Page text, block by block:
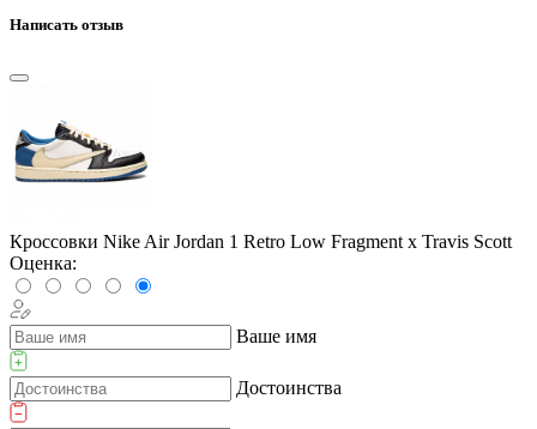
Написать отзыв
Кроссовки Nike Air Jordan 1 Retro Low Fragment x Travis Scott
Оценка:
Ваше имя
Достоинства